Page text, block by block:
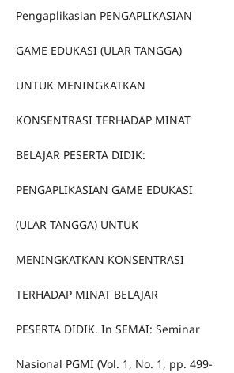
Pengaplikasian PENGAPLIKASIAN
GAME EDUKASI (ULAR TANGGA)
UNTUK MENINGKATKAN
KONSENTRASI TERHADAP MINAT
BELAJAR PESERTA DIDIK:
PENGAPLIKASIAN GAME EDUKASI
(ULAR TANGGA) UNTUK
MENINGKATKAN KONSENTRASI
TERHADAP MINAT BELAJAR
PESERTA DIDIK. In SEMAI: Seminar
Nasional PGMI (Vol. 1, No. 1, pp. 499-